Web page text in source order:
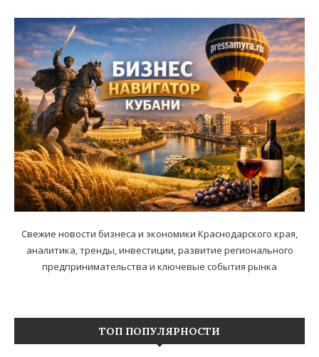
Свежие новости бизнеса и экономики Краснодарского края,
аналитика, тренды, инвестиции, развитие регионального
предпринимательства и ключевые события рынка
ТОП ПОПУЛЯРНОСТИ